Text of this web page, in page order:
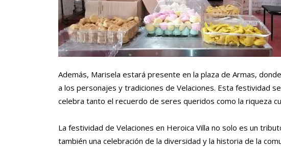
Además, Marisela estará presente en la plaza de Armas,
a los personajes y tradiciones de Velaciones. Esta festividad
celebra tanto el recuerdo de seres queridos como la riqueza
La festividad de Velaciones en Heroica Villa no solo es un
también una celebración de la diversidad y la historia de la